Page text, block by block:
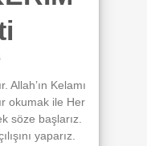
Allah’ın Kelamı
okumak ile Her
söze başlarız.
yaparız.